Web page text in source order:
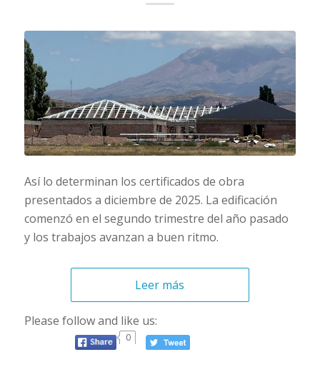
Así lo determinan los certificados de obra
presentados a diciembre de 2025. La edificación
comenzó en el segundo trimestre del año pasado
y los trabajos avanzan a buen ritmo.
Leer más
Please follow and like us:
0